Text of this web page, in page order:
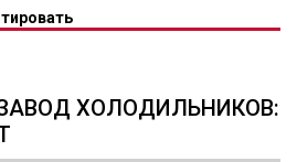
ХОЛОДИЛЬНИКОВ: